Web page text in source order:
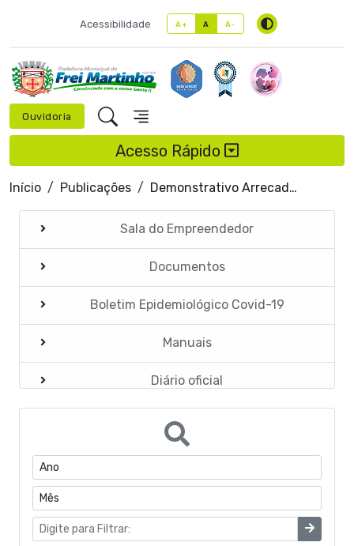
Acessibilidade A+ A A-
Ouvidoria
Acesso Rápido
Início Publicações Demonstrativo Arrecadação
Sala do Empreendedor
Documentos
Boletim Epidemiológico Covid-19
Manuais
Diário oficial
Resumo Folha de Pagamento
Diárias
Contribuição Sindical